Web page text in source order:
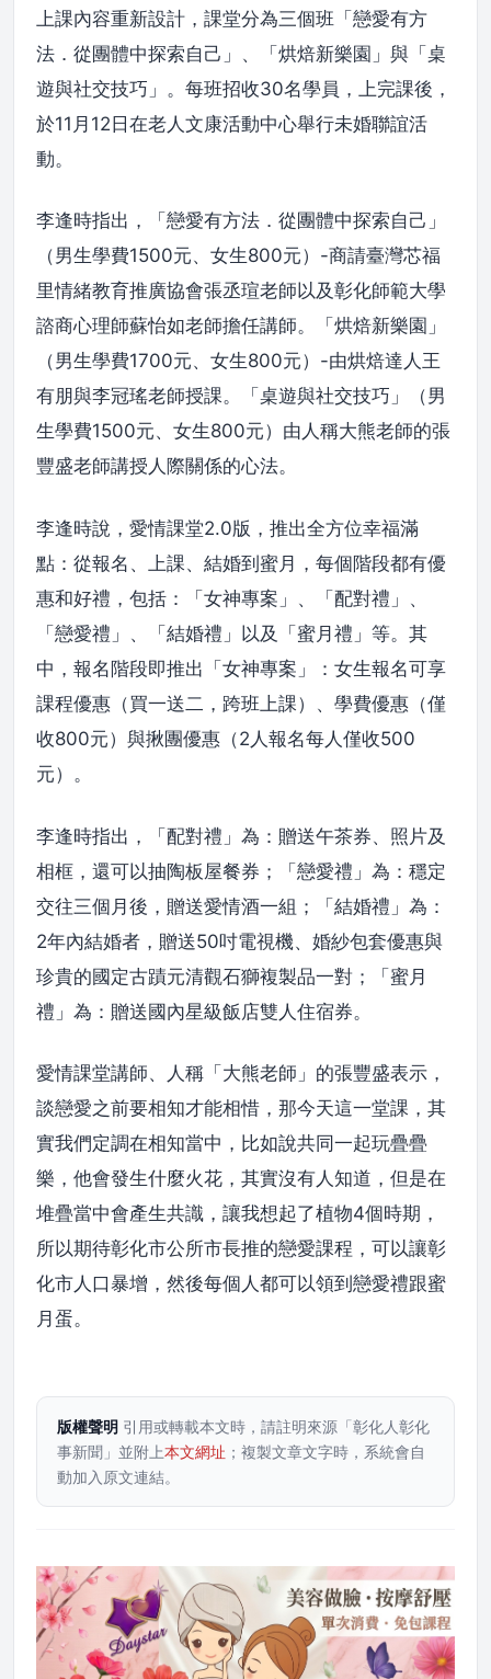
上課內容重新設計，課堂分為三個班「戀愛有方
法．從團體中探索自己」、「烘焙新樂園」與「桌
遊與社交技巧」。每班招收30名學員，上完課後，
於11月12日在老人文康活動中心舉行未婚聯誼活
動。
李逢時指出，「戀愛有方法．從團體中探索自己」
（男生學費1500元、女生800元）-商請臺灣芯福
里情緒教育推廣協會張丞瑄老師以及彰化師範大學
諮商心理師蘇怡如老師擔任講師。「烘焙新樂園」
（男生學費1700元、女生800元）-由烘焙達人王
有朋與李冠瑤老師授課。「桌遊與社交技巧」（男
生學費1500元、女生800元）由人稱大熊老師的張
豐盛老師講授人際關係的心法。
李逢時說，愛情課堂2.0版，推出全方位幸福滿
點：從報名、上課、結婚到蜜月，每個階段都有優
惠和好禮，包括：「女神專案」、「配對禮」、
「戀愛禮」、「結婚禮」以及「蜜月禮」等。其
中，報名階段即推出「女神專案」：女生報名可享
課程優惠（買一送二，跨班上課）、學費優惠（僅
收800元）與揪團優惠（2人報名每人僅收500
元）。
李逢時指出，「配對禮」為：贈送午茶券、照片及
相框，還可以抽陶板屋餐券；「戀愛禮」為：穩定
交往三個月後，贈送愛情酒一組；「結婚禮」為：
2年內結婚者，贈送50吋電視機、婚紗包套優惠與
珍貴的國定古蹟元清觀石獅複製品一對；「蜜月
禮」為：贈送國內星級飯店雙人住宿券。
愛情課堂講師、人稱「大熊老師」的張豐盛表示，
談戀愛之前要相知才能相惜，那今天這一堂課，其
實我們定調在相知當中，比如說共同一起玩疊疊
樂，他會發生什麼火花，其實沒有人知道，但是在
堆疊當中會產生共識，讓我想起了植物4個時期，
所以期待彰化市公所市長推的戀愛課程，可以讓彰
化市人口暴增，然後每個人都可以領到戀愛禮跟蜜
月蛋。
版權聲明 引用或轉載本文時，請註明來源「彰化人彰化
事新聞」並附上本文網址 ；複製文章文字時，系統會自
動加入原文連結。